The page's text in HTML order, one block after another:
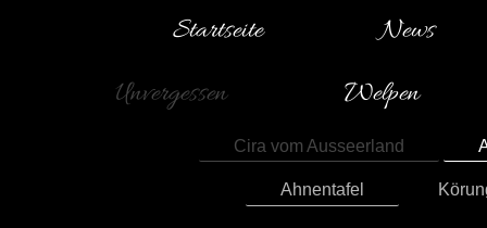
Startseite
News
Unvergessen
Welpen
Cira vom Ausseerland
Ahnentafel